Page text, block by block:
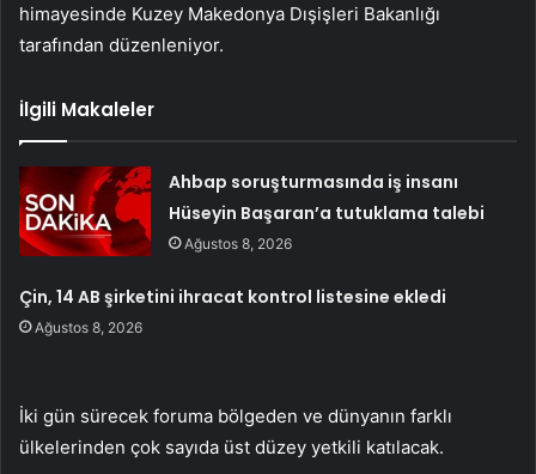
himayesinde Kuzey Makedonya Dışişleri Bakanlığı
tarafından düzenleniyor.
İlgili Makaleler
Ahbap soruşturmasında iş insanı
Hüseyin Başaran’a tutuklama talebi
Ağustos 8, 2026
Çin, 14 AB şirketini ihracat kontrol listesine ekledi
Ağustos 8, 2026
İki gün sürecek foruma bölgeden ve dünyanın farklı
ülkelerinden çok sayıda üst düzey yetkili katılacak.